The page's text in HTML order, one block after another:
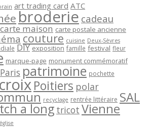
art trading card ATC
broderie cadeau
carte maison carte postale ancienne
couture cuisine Deux-Sèvres
DIY exposition famille festival fleur
marque-page monument commémoratif
Paris patrimoine pochette
Poitiers polar
recyclage rentrée littéraire SAL
a long tricot Vienne
église